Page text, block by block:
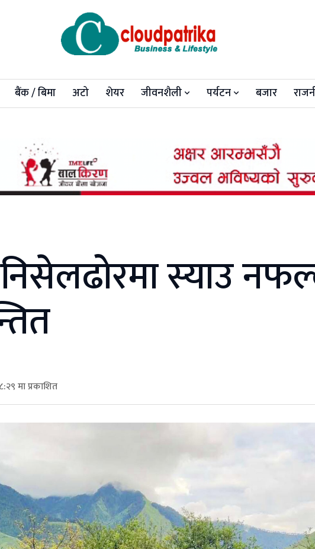
बैंक / बिमा अटो शेयर जीवनशैली पर्यटन बजार
स्याउ
मा प्रकाशित